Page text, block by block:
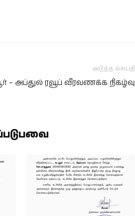
அடுத்த செய்தி
– அப்துல் ரவூப் வீரவணக்க நிகழ்வு